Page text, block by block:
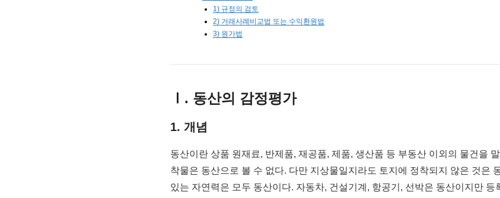
1) 규정의 검토
2) 거래사례비교법 또는 수익환원법
3) 원가법
Ⅰ. 동산의 감정평가
1. 개념
동산이란 상품 원재료, 반제품, 재공품, 제품, 생산품 등 부동산 이외의 물건을
착물은 동산으로 볼 수 없다. 다만 지상물일지라도 토지에 정착되지 않은 것은
있는 자연력은 모두 동산이다. 자동차, 건설기계, 항공기, 선박은 동산이지만 등